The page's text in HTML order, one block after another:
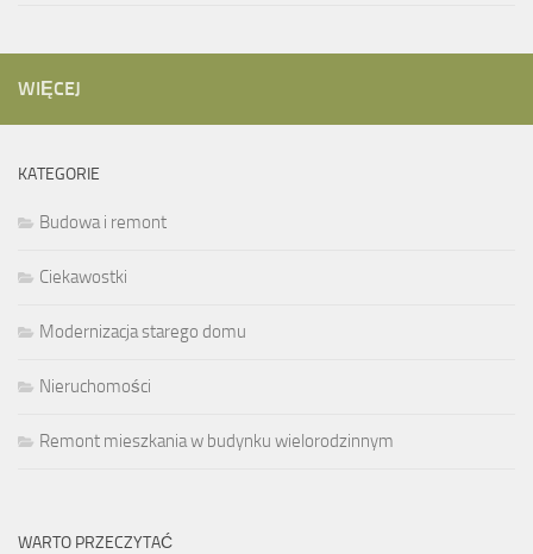
WIĘCEJ
KATEGORIE
Budowa i remont
Ciekawostki
Modernizacja starego domu
Nieruchomości
Remont mieszkania w budynku wielorodzinnym
WARTO PRZECZYTAĆ